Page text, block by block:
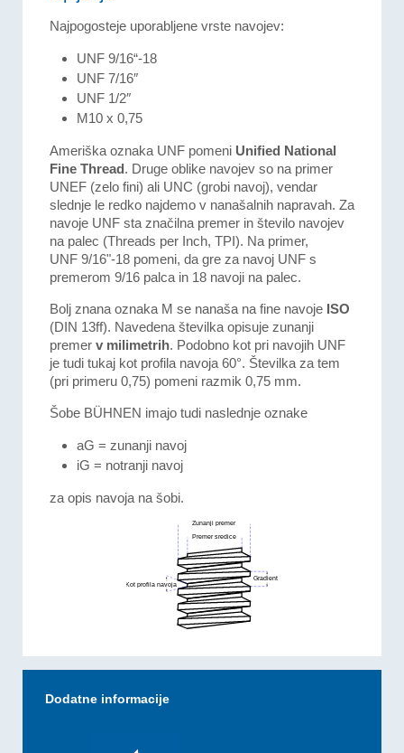
Najpogosteje uporabljene vrste navojev:
UNF 9/16“-18
UNF 7/16″
UNF 1/2″
M10 x 0,75
Ameriška oznaka UNF pomeni Unified National
Fine Thread. Druge oblike navojev so na primer
UNEF (zelo fini) ali UNC (grobi navoj), vendar
slednje le redko najdemo v nanašalnih napravah. Za
navoje UNF sta značilna premer in število navojev
na palec (Threads per Inch, TPI). Na primer,
UNF 9/16"-18 pomeni, da gre za navoj UNF s
premerom 9/16 palca in 18 navoji na palec.
Bolj znana oznaka M se nanaša na fine navoje ISO
(DIN 13ff). Navedena številka opisuje zunanji
premer v milimetrih. Podobno kot pri navojih UNF
je tudi tukaj kot profila navoja 60°. Številka za tem
(pri primeru 0,75) pomeni razmik 0,75 mm.
Šobe BÜHNEN imajo tudi naslednje oznake
aG = zunanji navoj
iG = notranji navoj
za opis navoja na šobi.
Dodatne informacije